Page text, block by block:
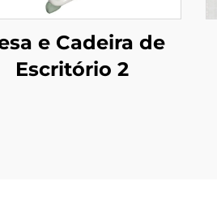
e Cadeira de
Escritório 2